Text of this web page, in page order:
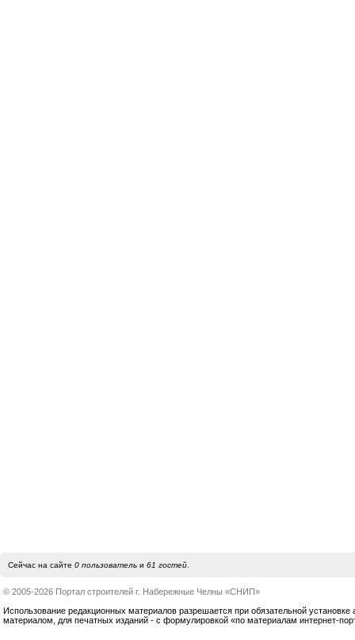
Сейчас на сайте 0 пользовательи 61 гостей.
© 2005-2026 Портал строителей г. Набережные Челны «СНИП»
Использование редакционных материалов разрешается при обязательной установке
материалом, для печатных изданий - с формулировкой «по материалам интернет-